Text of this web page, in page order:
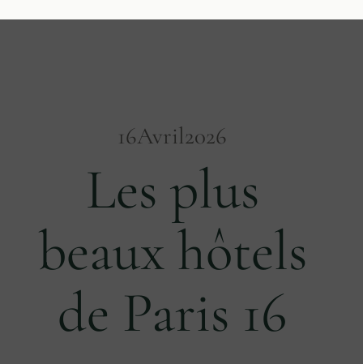
16Avril2026
Les plus
beaux hôtels
de Paris 16